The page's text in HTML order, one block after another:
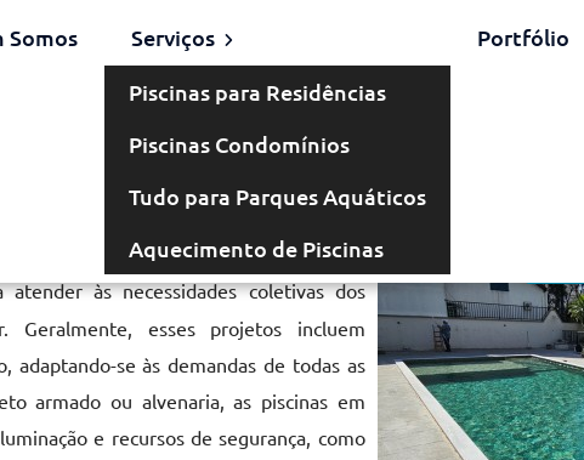
Somos
Serviços
Piscinas para Residências
Piscinas Condomínios
Tudo para Parques Aquáticos
Aquecimento de Piscinas
Portfólio
às necessidades coletivas dos
Geralmente, esses projetos incluem
se às demandas de todas as
armado ou alvenaria, as piscinas em
e recursos de segurança, como